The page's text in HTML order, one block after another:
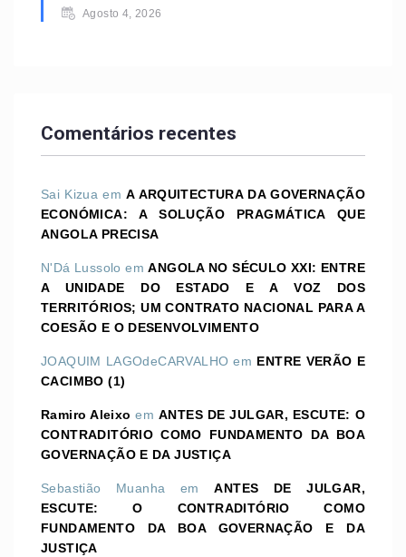
Agosto 4, 2026
Comentários recentes
Sai Kizua emA ARQUITECTURA DA GOVERNAÇÃO
ECONÓMICA: A SOLUÇÃO PRAGMÁTICA QUE
ANGOLA PRECISA
N'Dá Lussolo emANGOLA NO SÉCULO XXI: ENTRE
A UNIDADE DO ESTADO E A VOZ DOS
TERRITÓRIOS; UM CONTRATO NACIONAL PARA A
COESÃO E O DESENVOLVIMENTO
JOAQUIM LAGOdeCARVALHO em ENTRE VERÃO E
CACIMBO (1)
Ramiro Aleixo emANTES DE JULGAR, ESCUTE: O
CONTRADITÓRIO COMO FUNDAMENTO DA BOA
GOVERNAÇÃO E DA JUSTIÇA
Sebastião Muanha emANTES DE JULGAR,
ESCUTE: O CONTRADITÓRIO COMO
FUNDAMENTO DA BOA GOVERNAÇÃO E DA
JUSTIÇA